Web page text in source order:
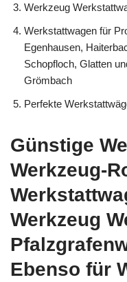
Werkzeug
Werkstattwagen für
Egenhausen,
Schopfloch, Glatten
Grömbach
Perfekte
Günstige
Werkzeug-
Werkzeug
Ebenso für